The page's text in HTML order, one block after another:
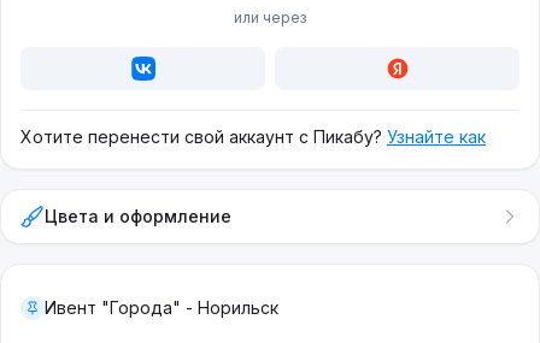
или через
Хотите перенести свой аккаунт с Пикабу? Узнайте как
Цвета и оформление
Ивент "Города" - Норильск